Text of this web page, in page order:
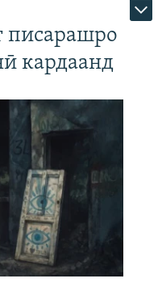
писарашро
кардаанд